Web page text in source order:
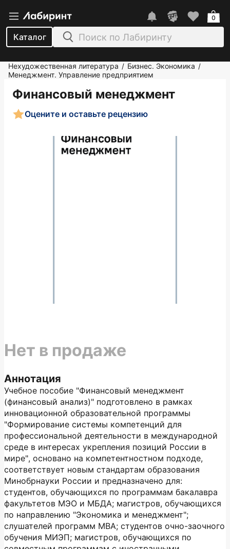
Каталог
0
Нехудожественная литература / Бизнес. Экономика /
Менеджмент. Управление предприятием
Финансовый менеджмент
Оцените и оставьте рецензию
Аннотация
Учебное пособие "Финансовый менеджмент
(финансовый анализ)" подготовлено в рамках
инновационной образовательной программы
"Формирование системы компетенций для
профессиональной деятельности в международной
среде в интересах укрепления позиций России в
мире", основано на компетентностном подходе,
соответствует новым стандартам образования
Минобрнауки России и предназначено для:
студентов, обучающихся по программам бакалавра
факультетов МЭО и МБДА; магистров, обучающихся
по направлению "Экономика и менеджмент";
слушателей программ МВА; студентов очно-заочного
обучения МИЭП; магистров, обучающихся по
Нет в продаже